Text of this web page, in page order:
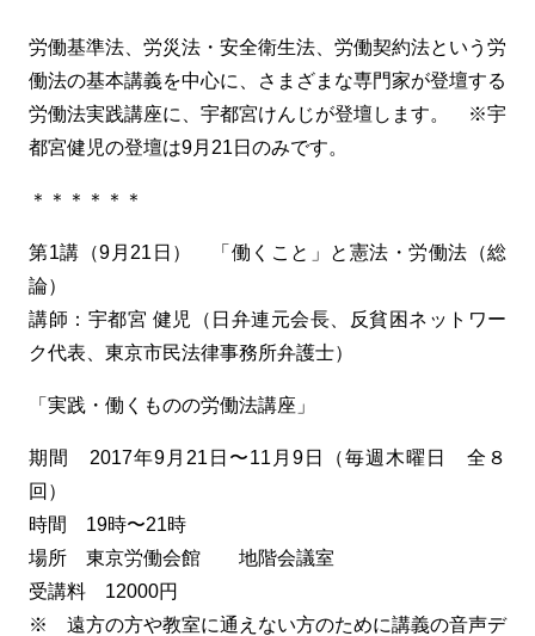
労働基準法、労災法・安全衛生法、労働契約法という労
働法の基本講義を中心に、さまざまな専門家が登壇する
労働法実践講座に、宇都宮けんじが登壇します。 ※宇
都宮健児の登壇は9月21日のみです。
＊＊＊＊＊＊
第1講（9月21日） 「働くこと」と憲法・労働法（総
論）
講師：宇都宮 健児（日弁連元会長、反貧困ネットワー
ク代表、東京市民法律事務所弁護士）
「実践・働くものの労働法講座」
期間 2017年9月21日〜11月9日（毎週木曜日 全８
回）
時間 19時〜21時
場所 東京労働会館 地階会議室
受講料 12000円
※ 遠方の方や教室に通えない方のために講義の音声デ